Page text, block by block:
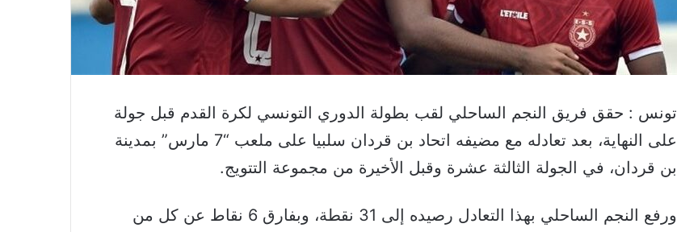
تونس : حقق فريق النجم الساحلي لقب بطولة الدوري التونسي لكرة القدم قبل جولة
على النهاية، بعد تعادله مع مضيفه اتحاد بن قردان سلبيا على ملعب “7 مارس” بمدينة
بن قردان، في الجولة الثالثة عشرة وقبل الأخيرة من مجموعة التتويج.
ورفع النجم الساحلي بهذا التعادل رصيده إلى 31 نقطة، وبفارق 6 نقاط عن كل من